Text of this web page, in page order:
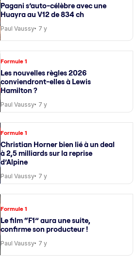
Pagani s’auto-célèbre avec une
Huayra au V12 de 834 ch
Paul Vaussy 7 y
Formule 1
Les nouvelles règles 2026
conviendront-elles à Lewis
Hamilton ?
Paul Vaussy 7 y
Formule 1
Christian Horner bien lié à un deal
à 2,5 milliards sur la reprise
d’Alpine
Paul Vaussy 7 y
Formule 1
Le film “F1” aura une suite,
confirme son producteur !
Paul Vaussy 7 y